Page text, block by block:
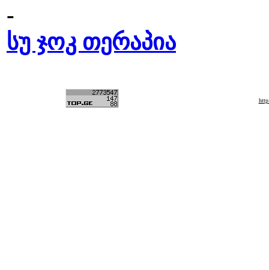
-
სუ ჯოკ თერაპია